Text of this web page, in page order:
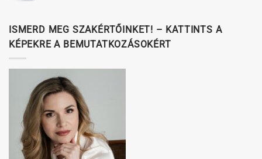
ISMERD MEG SZAKÉRTŐINKET! – KATTINTS A
KÉPEKRE A BEMUTATKOZÁSOKÉRT